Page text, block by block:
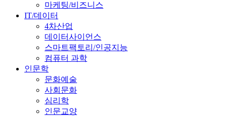
마케팅/비즈니스
IT/데이터
4차산업
데이터사이언스
스마트팩토리/인공지능
컴퓨터 과학
인문학
문화예술
사회문화
심리학
인문교양